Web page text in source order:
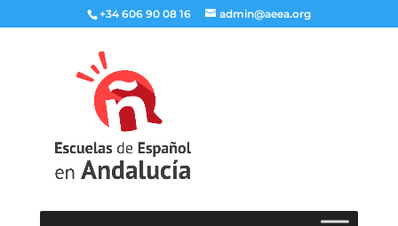
+34 606 90 08 16 admin@aeea.org